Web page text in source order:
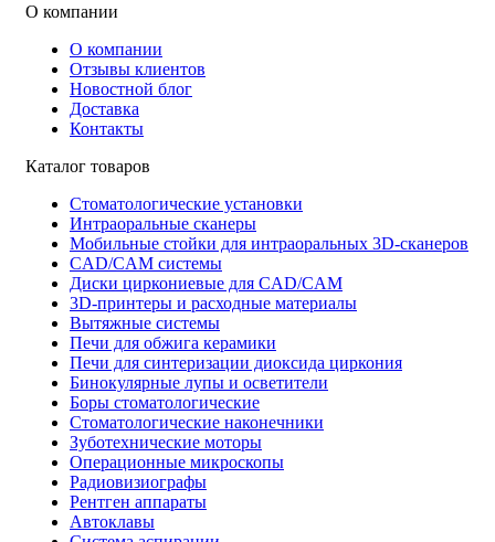
О компании
О компании
Отзывы клиентов
Новостной блог
Доставка
Контакты
Каталог товаров
Стоматологические установки
Интраоральные сканеры
Мобильные стойки для интраоральных 3D-сканеров
CAD/CAM системы
Диски циркониевые для CAD/CAM
3D-принтеры и расходные материалы
Вытяжные системы
Печи для обжига керамики
Печи для синтеризации диоксида циркония
Бинокулярные лупы и осветители
Боры стоматологические
Стоматологические наконечники
Зуботехнические моторы
Операционные микроскопы
Радиовизиографы
Рентген аппараты
Автоклавы